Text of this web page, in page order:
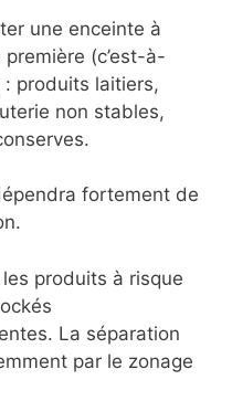
une enceinte à
(c’est-à-
produits laitiers,
non stables,
fortement de
produits à risque
La séparation
par le zonage